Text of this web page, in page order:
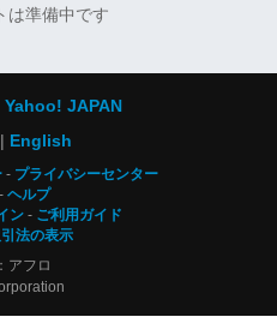
は準備中です
Yahoo! JAPAN
English
プライバシーセンター
ヘルプ
ン
ご利用ガイド
法の表示
アフロ